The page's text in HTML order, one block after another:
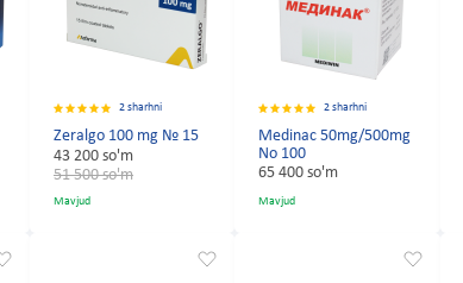
2 sharhni
Zeralgo 100 mg № 15
43 200 so'm
51 500 so'm
Mavjud
2 sharhni
Medinac 50mg/500mg
No 100
65 400 so'm
Mavjud